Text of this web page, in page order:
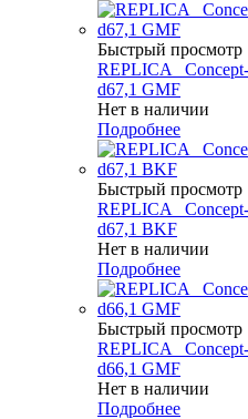
Быстрый просмотр
REPLICA
d67,1 GMF
Нет в наличии
Подробнее
Быстрый просмотр
REPLICA
d67,1 BKF
Нет в наличии
Подробнее
Быстрый просмотр
REPLICA
d66,1 GMF
Нет в наличии
Подробнее